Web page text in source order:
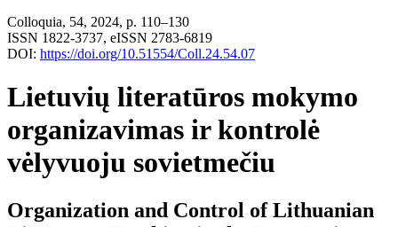
Colloquia, 54, 2024, p. 110–130
ISSN 1822-3737, eISSN 2783-6819
DOI: https://doi.org/10.51554/Coll.24.54.07
Lietuvių literatūros mokymo
organizavimas ir kontrolė
vėlyvuoju sovietmečiu
Organization and Control of Lithuanian